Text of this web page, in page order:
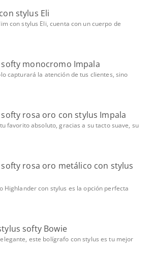
stylus Eli
con stylus Eli, cuenta con un cuerpo de
monocromo Impala
capturará la atención de tus clientes, sino
rosa oro con stylus Impala
favorito absoluto, gracias a su tacto suave, su
rosa oro metálico con stylus
Highlander con stylus es la opción perfecta
softy Bowie
este bolígrafo con stylus es tu mejor